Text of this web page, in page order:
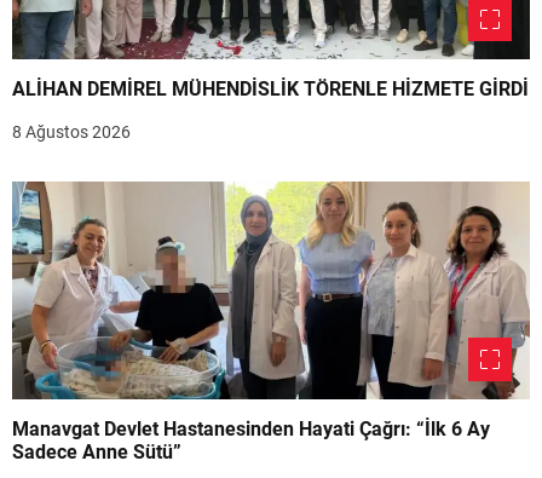
ALİHAN DEMİREL MÜHENDİSLİK TÖRENLE HİZMETE GİRDİ
8 Ağustos 2026
Manavgat Devlet Hastanesinden Hayati Çağrı: “İlk 6 Ay
Sadece Anne Sütü”